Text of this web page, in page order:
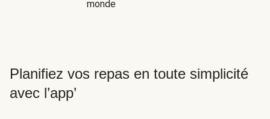
monde
Planifiez vos repas en toute simplicité
avec l’app’